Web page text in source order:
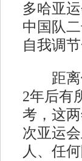
多哈亚
中国队
自我调
距离伦
2年后有
考，这
次亚运
人、任